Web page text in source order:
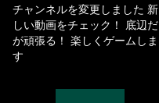
チャンネルを変更しました 新
しい動画をチェック！ 底辺だ
が頑張る！ 楽しくゲームしま
す